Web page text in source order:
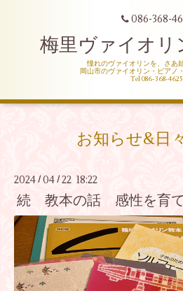
086-368-
梅里ヴァイオリ
憧れのヴァイオリンを、さあ
岡山市のヴァイオリン・ピアノ
Tel 086-368-4625
お知らせ&日
2024 /04 / 22 18:22
続 教本の話 感性を育